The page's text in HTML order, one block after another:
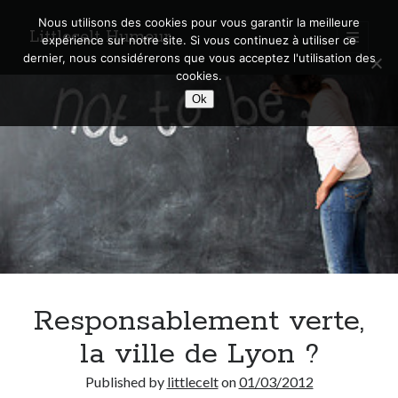
Littlecelt Humeur
open
primary
menu
Sidebar
Recherche sur le blog
Search
Derniers articles
Municipales 2026 : Lyon, Métropole et Caluire, mon choix pour l’avenir
Quel Lyonnais es-tu, Renaud Ducher ?
A quand une véritable place pour le vélo à Caluire dans la Métropole de
Comment je vis ma vie sur un vélo
Responsablement verte,
la ville de Lyon ?
Published by littlecelton01/03/2012
Nous utilisons des cookies pour vous garantir la meilleure
expérience sur notre site. Si vous continuez à utiliser ce
dernier, nous considérerons que vous acceptez l'utilisation des
cookies.
Ok